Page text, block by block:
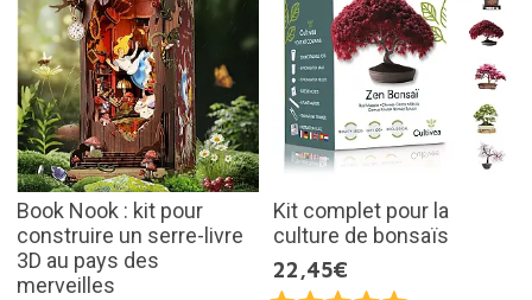
Book Nook : kit pour
construire un serre-livre
3D au pays des
merveilles
Kit complet pour la
culture de bonsaïs
22,45€